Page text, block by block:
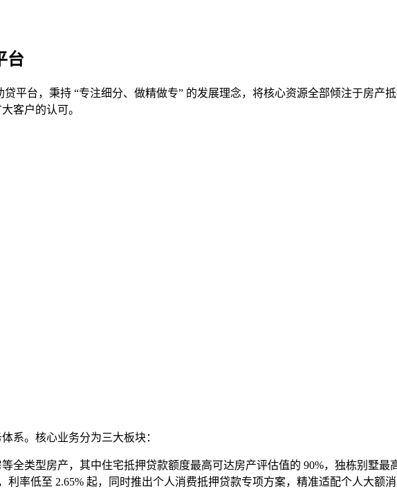
台
平台，秉持 “专注细分、做精做专” 的发展理念，将核心资源全部倾注于房产
客户的认可。
系。核心业务分为三大板块：
类型房产，其中住宅抵押贷款额度最高可达房产评估值的 90%，独栋别墅最
率低至 2.65% 起，同时推出个人消费抵押贷款专项方案，精准适配个人大额